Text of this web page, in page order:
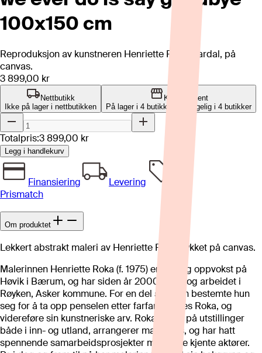
100x150 cm
Reproduksjon av kunstneren Henriette Roka-Aardal, på
canvas.
3 899,00 kr
Nettbutikk
Ikke på lager i nettbutikken
Klikk og hent
På lager i 4 butikker
Tilgjengelig i 4 butikker
Totalpris:3 899,00 kr
Legg i handlekurv
Finansiering
Levering
Prismatch
Om produktet
Lekkert abstrakt maleri av Henriette Roka trykket på canvas.
Malerinnen Henriette Roka (f. 1975) er født og oppvokst på
Høvik i Bærum, og har siden år 2000 bodd og arbeidet i
Røyken, Asker kommune. For en del år siden bestemte hun
seg for å ta opp penselen etter farfar Charles Roka, og
videreføre sin kunstneriske arv. Roka deltar på utstillinger
både i inn- og utland, arrangerer malerkurs, og har hatt
spennende samarbeidsprosjekter med flere kjente aktører.